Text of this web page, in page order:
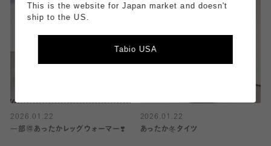
2026.01.22
一部🉐あったかレッグウォーマー❣️
2026.01.22
あったか冬タイツ
This is the website for Japan market and doesn't
ship to the US.
Tabio USA